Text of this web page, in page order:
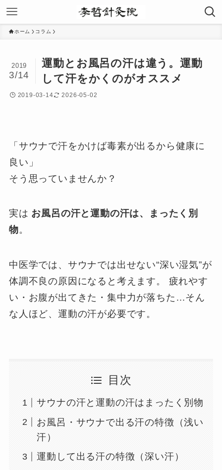
ホーム コラム
運動とお風呂の汗は違う。運動
して汗をかくのがオススメ
2019
3/14
2019-03-14 2026-05-02
「サウナで汗をかけば毒素が出るから健康に
良い」
そう思っていませんか？
実は お風呂の汗と運動の汗は、まったく別
物。
中医学では、サウナでは出せない“深い湿気”が
体調不良の原因になると考えます。 疲れやす
い・お腹が出てきた・集中力が落ちた…そん
な人ほど、運動の汗が必要です。
目次
サウナの汗と運動の汗はまったく別物
お風呂・サウナで出る汗の特徴（浅い
汗）
運動して出る汗の特徴（深い汗）